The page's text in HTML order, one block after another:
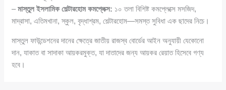
–মাস্তুল ইসলামিক শেল্টারহোম কমপ্লেক্স: ১০ তলা বিশিষ্ট কমপ্লেক্সে মসজিদ,
মাদ্রাসা, এতিমখানা, স্কুল, বৃদ্ধাশ্রম, শেল্টারহোম—সমস্ত সুবিধা এক ছাদের নিচে।
মাস্তুল ফাউন্ডেশনের দানের ক্ষেত্রে জাতীয় রাজস্ব বোর্ডের আইন অনুযায়ী যেকোনো
দান, যাকাত বা সাদাকা আয়করমুক্ত, যা দাতাদের জন্য আয়কর রেয়াত হিসেবে গণ্য
হবে।